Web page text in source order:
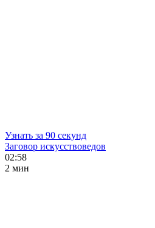
Узнать за 90 секунд
Заговор искусствоведов
02:58
2 мин